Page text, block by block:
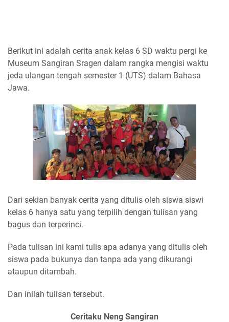
Berikut ini adalah cerita anak kelas 6 SD waktu pergi ke
Museum Sangiran Sragen dalam rangka mengisi waktu
jeda ulangan tengah semester 1 (UTS) dalam Bahasa
Jawa.
Dari sekian banyak cerita yang ditulis oleh siswa siswi
kelas 6 hanya satu yang terpilih dengan tulisan yang
bagus dan terperinci.
Pada tulisan ini kami tulis apa adanya yang ditulis oleh
siswa pada bukunya dan tanpa ada yang dikurangi
ataupun ditambah.
Dan inilah tulisan tersebut.
Ceritaku Neng Sangiran